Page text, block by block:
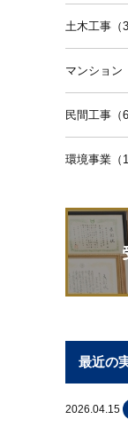
土木工事（
マンション
民間工事（
環境事業（1
最近の
2026.04.15